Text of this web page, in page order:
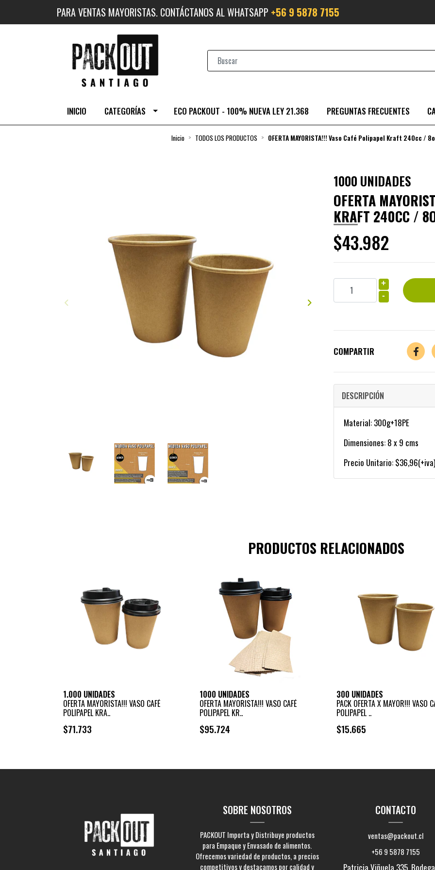
PARA VENTAS MAYORISTAS. CONTÁCTANOS AL WHATSAPP +56 9 5878 7155
INICIO CATEGORÍAS ECO PACKOUT - 100% NUEVA LEY 21.368 PREGUNTAS FRECUENTES
Inicio TODOS LOS PRODUCTOS OFERTA MAYORISTA!!! Vaso Café Polipapel Kraft 240cc /
1000 UNIDADES
OFERTA
KRAFT 240CC /
$43.982
+
-
COMPARTIR
DESCRIPCIÓN
Material: 300g+18PE
Dimensiones: 8 x 9 cms
Precio Unitario: $36,96(+iva)
PRODUCTOS RELACIONADOS
1.000 UNIDADES
OFERTA MAYORISTA!!! VASO CAFÉ
POLIPAPEL KRA..
$71.733
1000 UNIDADES
OFERTA MAYORISTA!!! VASO CAFÉ
POLIPAPEL KR..
$95.724
300 UNIDADES
PACK OFERTA X MAYOR!!! VASO
POLIPAPEL ..
$15.665
SOBRE NOSOTROS
PACKOUT Importa y Distribuye productos
para Empaque y Envasado de alimentos.
Ofrecemos variedad de productos, a precios
competitivos y destacamos por calidad y
CONTACTO
ventas@packout.cl
+56 9 5878 7155
Patricia Viñuela 335, Bodega